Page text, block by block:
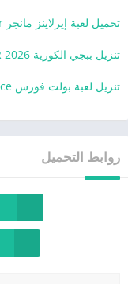
تحميل لعبة إيرلاينز مانجر Airlines Manager
تنزيل ببجي الكورية 2026 PUBG MOBILE KR
تنزيل لعبة بولت فورس Bullet Force
روابط التحميل